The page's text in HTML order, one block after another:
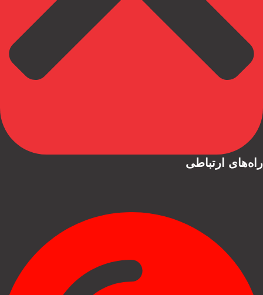
راه‌های ارتباطی